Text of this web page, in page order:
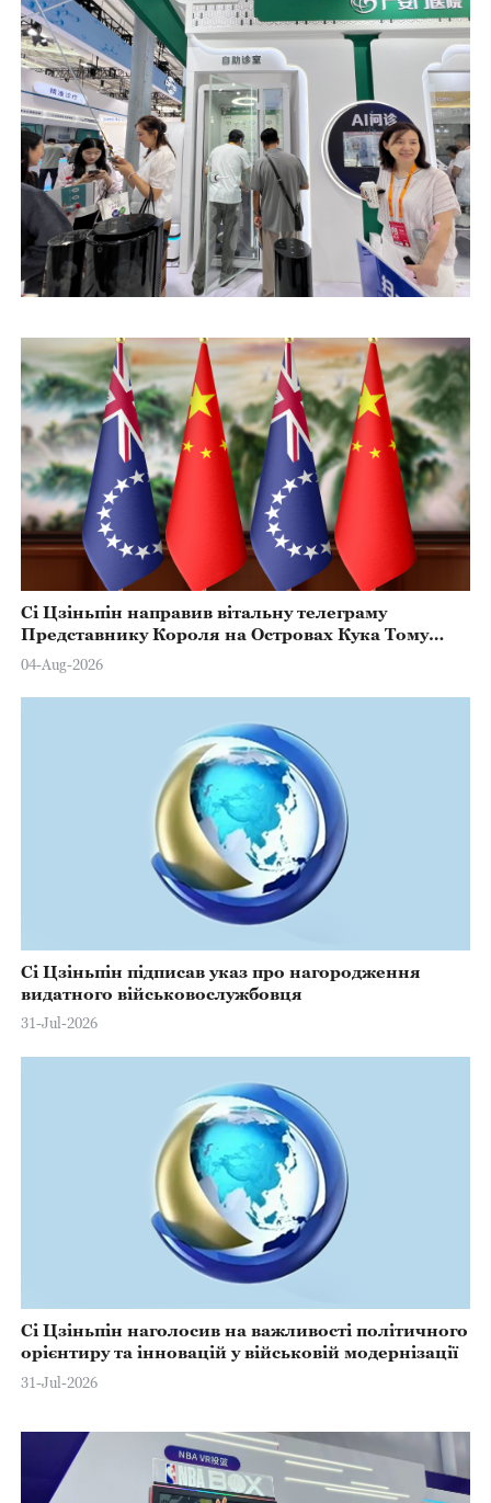
Сі Цзіньпін направив вітальну телеграму
Представнику Короля на Островах Кука Тому
Марстерсу з нагоди Дня Конституції
04-Aug-2026
Сі Цзіньпін підписав указ про нагородження
видатного військовослужбовця
31-Jul-2026
Сі Цзіньпін наголосив на важливості політичного
орієнтиру та інновацій у військовій модернізації
31-Jul-2026